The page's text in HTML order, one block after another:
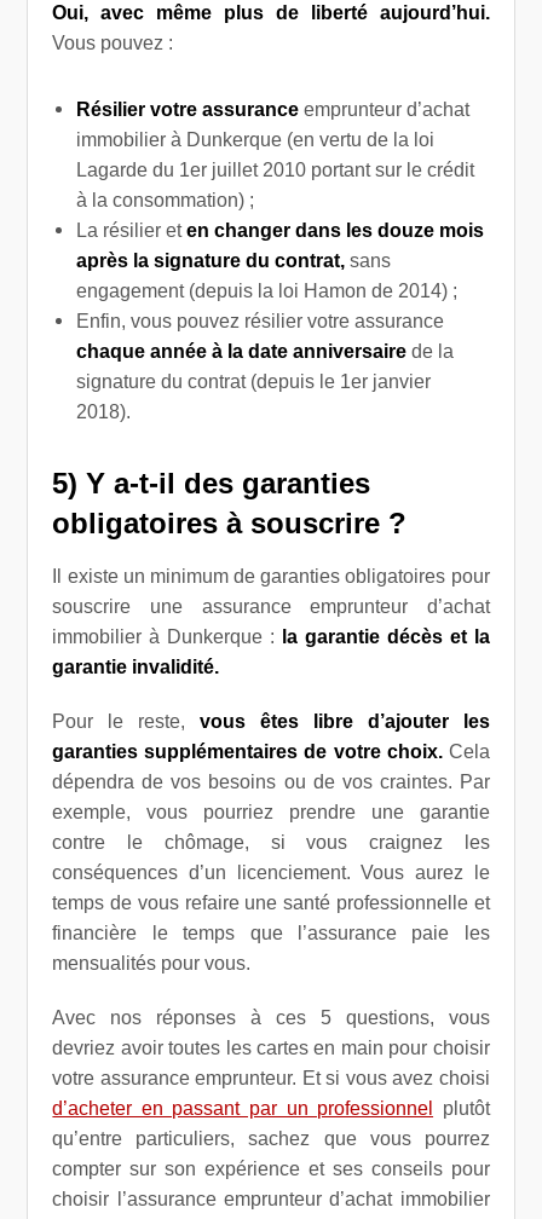
Oui, avec même plus de liberté aujourd’hui.
Vous pouvez :
Résilier votre assurance emprunteur d’achat
immobilier à Dunkerque (en vertu de la loi
Lagarde du 1er juillet 2010 portant sur le crédit
à la consommation) ;
La résilier eten changer dans les douze mois
après la signature du contrat, sans
engagement (depuis la loi Hamon de 2014) ;
Enfin, vous pouvez résilier votre assurance
chaque année à la date anniversaire de la
signature du contrat (depuis le 1er janvier
2018).
5) Y a-t-il des garanties
obligatoires à souscrire ?
Il existe un minimum de garanties obligatoires pour
souscrire une assurance emprunteur d’achat
immobilier à Dunkerque :
la garantie décès et la
garantie invalidité.
Pour le reste,vous êtes libre d’ajouter les
garanties supplémentaires de votre choix.Cela
dépendra de vos besoins ou de vos craintes. Par
exemple, vous pourriez prendre une garantie
contre le chômage, si vous craignez les
conséquences d’un licenciement. Vous aurez le
temps de vous refaire une santé professionnelle et
financière le temps que l’assurance paie les
mensualités pour vous.
Avec nos réponses à ces 5 questions, vous
devriez avoir toutes les cartes en main pour choisir
votre assurance emprunteur. Et si vous avez choisi
d’acheter en passant par un professionnel
plutôt
qu’entre particuliers, sachez que vous pourrez
compter sur son expérience et ses conseils pour
choisir l’assurance emprunteur d’achat immobilier